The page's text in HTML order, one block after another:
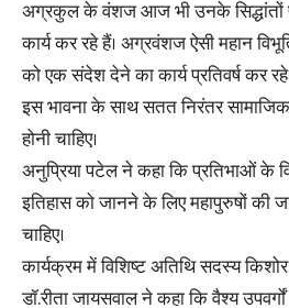
अग्रकुल के वंशज आज भी उनके सिद्धांतों
कार्य कर रहे हैं। अग्रवंशज ऐसी महान
को एक संदेश देने का कार्य प्रतिवर्ष कर
इस भावना के साथ सतत निरंतर
होनी चाहिए।
अनुप्रिया पटेल ने कहा कि प्रतिभाओं के
इतिहास को जानने के लिए महापुरुषों की
चाहिए।
कार्यक्रम में विशिष्ट अतिथि सदस्य किशोर
डॉ.रीता जायसवाल ने कहा कि वैश्य